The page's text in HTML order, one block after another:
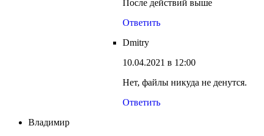
После действий выше
Ответить
Dmitry
10.04.2021 в 12:00
Нет, файлы никуда не денутся.
Ответить
Владимир